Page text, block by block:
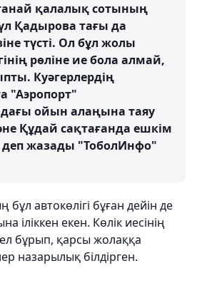
қалалық сотының
Қадырова тағы да
түсті. Ол бұл жолы
рөліне ие бола алмай,
Куәгерлердің
"Аэропорт"
ойын алаңына таяу
Құдай сақтағанда ешкім
деп жазады "ТоболИнфо"
автокөлігі бұған дейін де
іліккен екен. Көлік иесінің
бұрып, қарсы жолаққа
назарылық білдірген.